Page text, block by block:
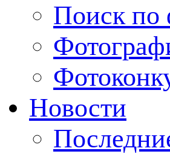
Поиск по
Новости